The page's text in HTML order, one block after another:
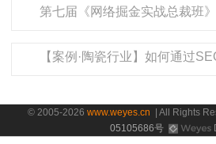
© 2005-2026 www.weyes.cn | All Rights
05105686号